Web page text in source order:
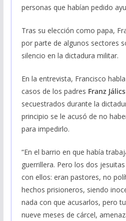
personas que habían pedido
Tras su elección como papa,
por parte de algunos sectores
silencio en la dictadura militar.
En la entrevista, Francisco
casos de los padres Franz Jálics
secuestrados durante la
principio se le acusó de no
para impedirlo.
“En el barrio en que había
guerrillera. Pero los dos
con ellos: eran pastores, no
hechos prisioneros, siendo
nada con que acusarlos, pero
nueve meses de cárcel,